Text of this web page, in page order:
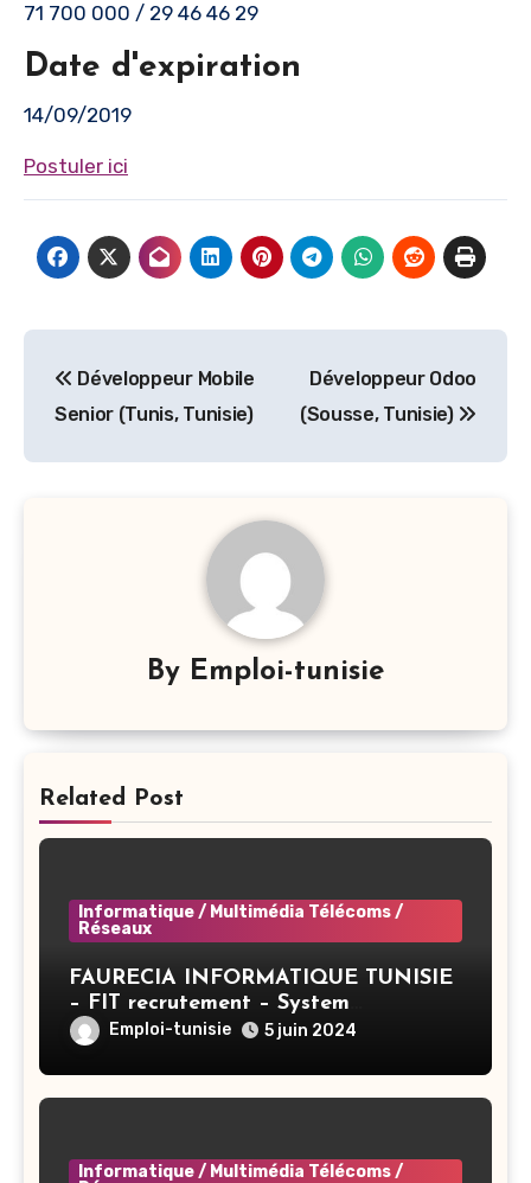
71 700 000 / 29 46 46 29
Date d'expiration
14/09/2019
Postuler ici
de
l’article
Développeur Mobile
Senior (Tunis, Tunisie)
Développeur Odoo
(Sousse, Tunisie)
By Emploi-tunisie
Related Post
Informatique / Multimédia Télécoms /
Réseaux
FAURECIA INFORMATIQUE TUNISIE
– FIT recrutement – System
Administrator BAC+3 (CIVP) – Tunis
Emploi-tunisie 5 juin 2024
Informatique / Multimédia Télécoms /